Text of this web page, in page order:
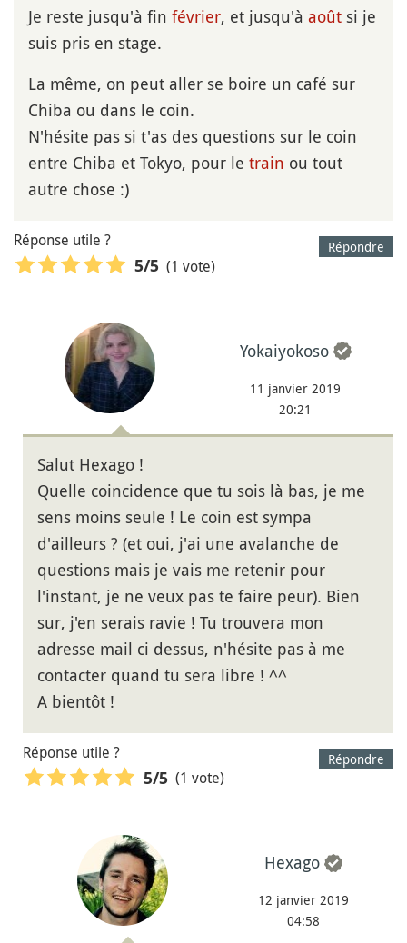
Je reste jusqu'à fin février, et jusqu'à août si je
suis pris en stage.
La même, on peut aller se boire un café sur
Chiba ou dans le coin.
N'hésite pas si t'as des questions sur le coin
entre Chiba et Tokyo, pour le train ou tout
autre chose :)
Répondre
Réponse utile ?
5/5 (1 vote)
Yokaiyokoso
11 janvier 2019
20:21
Salut Hexago !
Quelle coincidence que tu sois là bas, je me
sens moins seule ! Le coin est sympa
d'ailleurs ? (et oui, j'ai une avalanche de
questions mais je vais me retenir pour
l'instant, je ne veux pas te faire peur). Bien
sur, j'en serais ravie ! Tu trouvera mon
adresse mail ci dessus, n'hésite pas à me
contacter quand tu sera libre ! ^^
A bientôt !
Répondre
Réponse utile ?
5/5 (1 vote)
Hexago
12 janvier 2019
04:58